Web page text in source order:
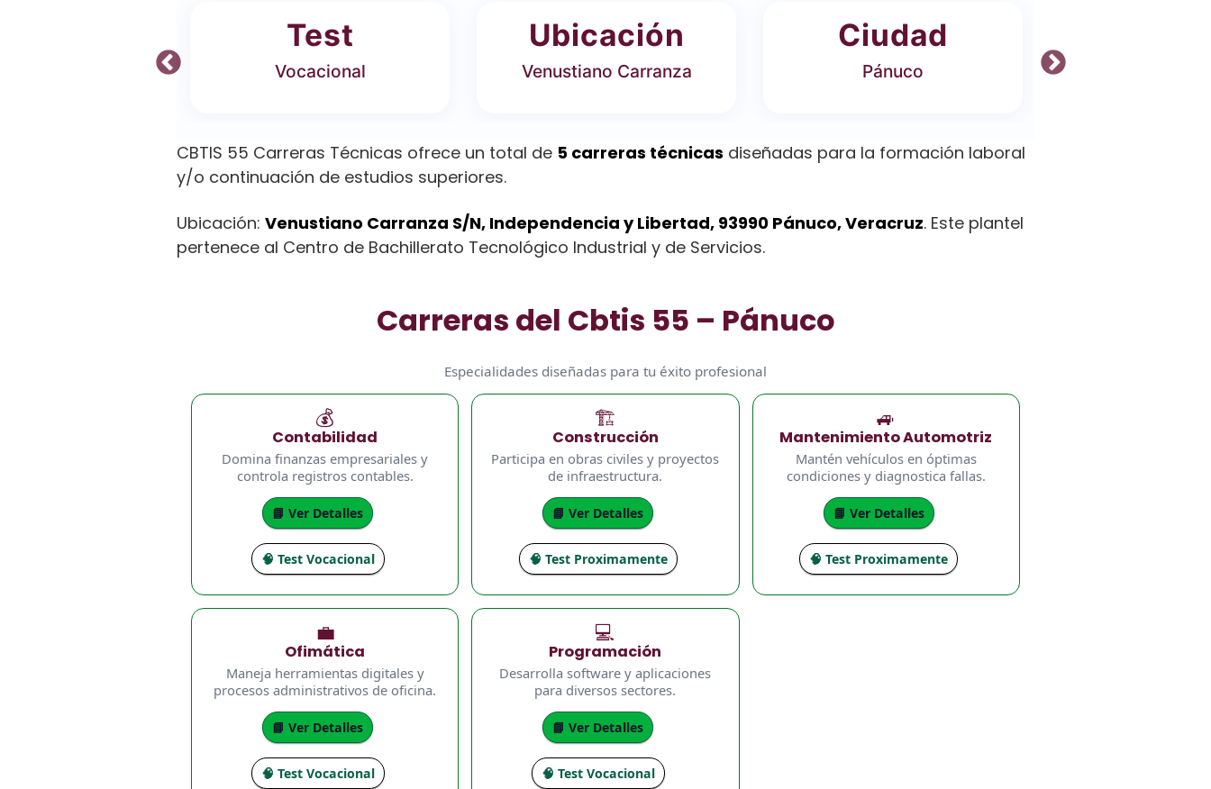
Test
Vocacional
Ubicación
Venustiano Carranza
Ciudad
Pánuco
CBTIS 55 Carreras Técnicas ofrece un total de 5 carreras técnicas diseñadas para la formación laboral
y/o continuación de estudios superiores.
Ubicación: Venustiano Carranza S/N, Independencia y Libertad, 93990 Pánuco, Veracruz. Este plantel
pertenece al Centro de Bachillerato Tecnológico Industrial y de Servicios.
Carreras del Cbtis 55 – Pánuco
Especialidades diseñadas para tu éxito profesional
💰
Contabilidad
Domina finanzas empresariales y
controla registros contables.
📘 Ver Detalles
🧠 Test Vocacional
🏗️
Construcción
Participa en obras civiles y proyectos
de infraestructura.
📘 Ver Detalles
🧠 Test Proximamente
🚙
Mantenimiento Automotriz
Mantén vehículos en óptimas
condiciones y diagnostica fallas.
📘 Ver Detalles
🧠 Test Proximamente
💼
Ofimática
Maneja herramientas digitales y
procesos administrativos de oficina.
📘 Ver Detalles
🧠 Test Vocacional
💻
Programación
Desarrolla software y aplicaciones
para diversos sectores.
📘 Ver Detalles
🧠 Test Vocacional